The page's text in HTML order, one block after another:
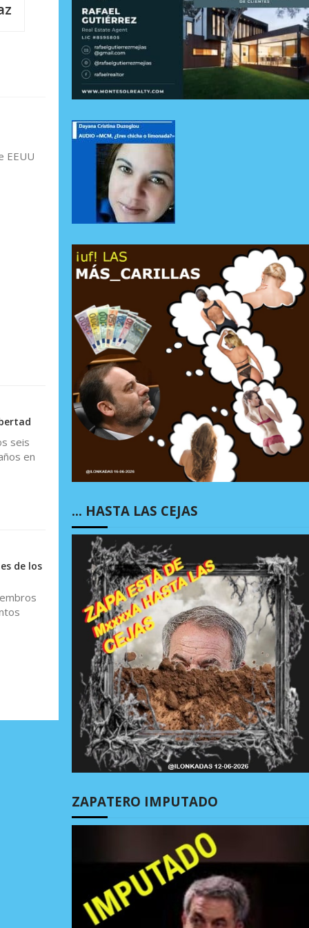
EEUU
seis
en
de los
… HASTA LAS CEJAS
ZAPATERO IMPUTADO